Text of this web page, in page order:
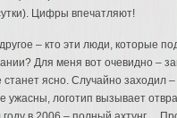
Цифры впечатляют!
– кто эти люди, которые
Для меня вот очевидно –
станет ясно. Случайно заходил
ужасны, логотип вызывает